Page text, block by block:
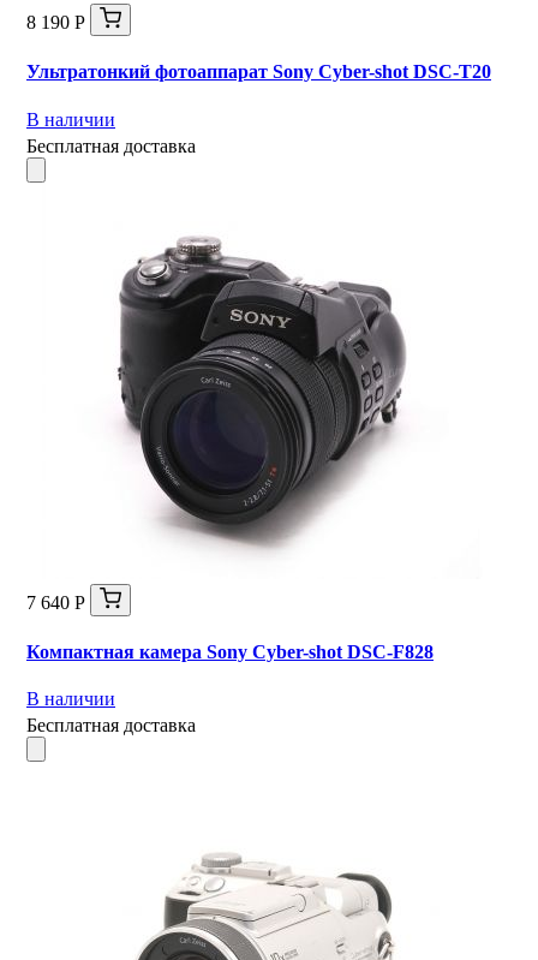
8 190 Р
Ультратонкий фотоаппарат Sony Cyber-shot DSC-T20
В наличии
Бесплатная доставка
7 640 Р
Компактная камера Sony Cyber-shot DSC-F828
В наличии
Бесплатная доставка